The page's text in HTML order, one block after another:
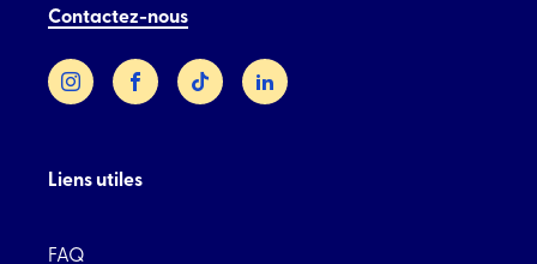
Contactez-nous
InstagramFacebookTikTok LinkedIn
Liens utiles
FAQ